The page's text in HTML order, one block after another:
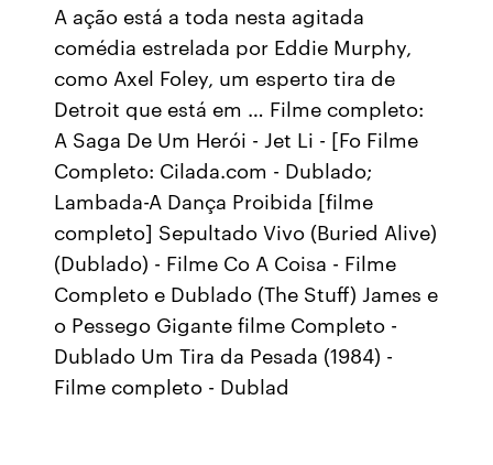
A ação está a toda nesta agitada
comédia estrelada por Eddie Murphy,
como Axel Foley, um esperto tira de
Detroit que está em … Filme completo:
A Saga De Um Herói - Jet Li - [Fo Filme
Completo: Cilada.com - Dublado;
Lambada-A Dança Proibida [filme
completo] Sepultado Vivo (Buried Alive)
(Dublado) - Filme Co A Coisa - Filme
Completo e Dublado (The Stuff) James e
o Pessego Gigante filme Completo -
Dublado Um Tira da Pesada (1984) -
Filme completo - Dublad